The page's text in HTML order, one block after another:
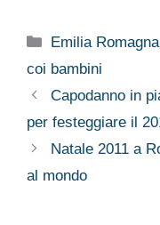
Categorie
Emilia Romagna
coi bambini
Capodanno in
per festeggiare il
Natale 2011 a
al mondo